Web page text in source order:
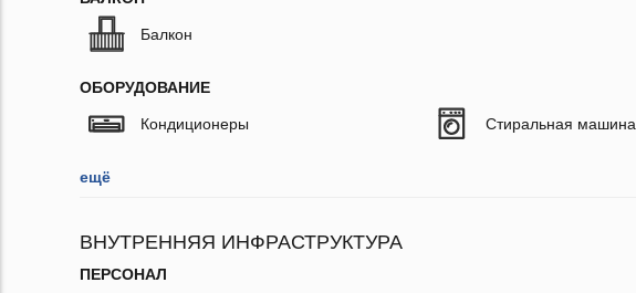
Балкон
ОБОРУДОВАНИЕ
Кондиционеры Стиральная машина
ещё
ВНУТРЕННЯЯ ИНФРАСТРУКТУРА
ПЕРСОНАЛ